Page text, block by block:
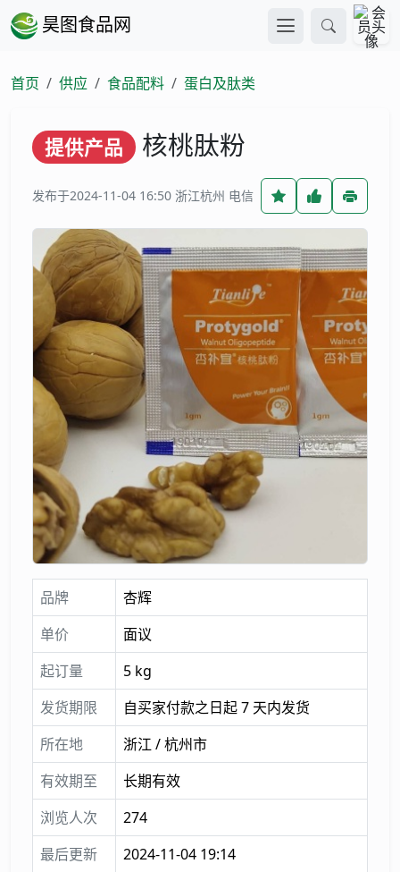
昊图食品网
首页 供应 食品配料 蛋白及肽类
提供产品 核桃肽粉
发布于2024-11-04 16:50 浙江杭州 电信
品牌
杏辉
单价
面议
起订量
5 kg
发货期限
自买家付款之日起 7 天内发货
所在地
浙江 / 杭州市
有效期至
长期有效
浏览人次
274
最后更新
2024-11-04 19:14